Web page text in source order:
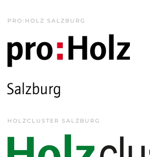
PRO:HOLZ SALZBURG
HOLZCLUSTER SALZBURG